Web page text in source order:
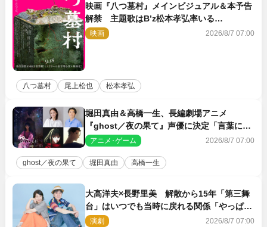
映画『八つ墓村』メインビジュアル＆本予告
解禁 主題歌はB’z松本孝弘率いる
TMG「DOOM」に決定
映画 2026/8/7 07:00
八つ墓村 尾上松也 松本孝弘
堀田真由＆高橋一生、長編劇場アニメ
『ghost／夜の果て』声優に決定「言葉には
できない沢山の感情を思い出しました」
アニメ･ゲーム 2026/8/7 07:00
ghost／夜の果て 堀田真由 高橋一生
大高洋夫×長野里美 解散から15年「第三舞
台」はいつでも当時に戻れる関係「やっぱり
他の方たちとは違います」
演劇 2026/8/7 07:00